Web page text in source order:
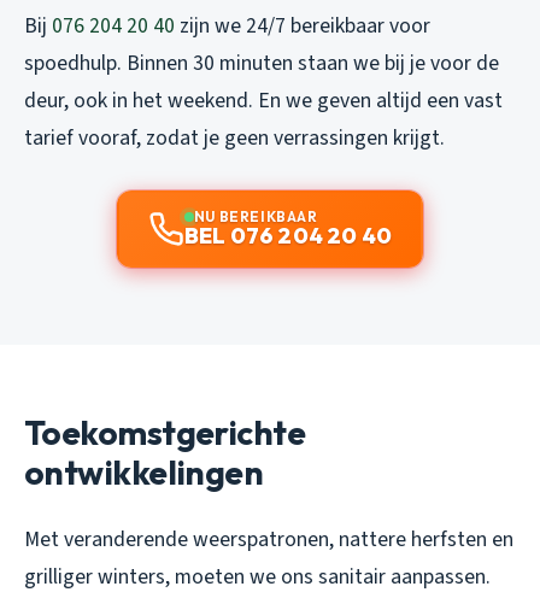
Bij 076 204 20 40 zijn we 24/7 bereikbaar voor
spoedhulp. Binnen 30 minuten staan we bij je voor de
deur, ook in het weekend. En we geven altijd een vast
tarief vooraf, zodat je geen verrassingen krijgt.
NU BEREIKBAAR
BEL 076 204 20 40
Toekomstgerichte
ontwikkelingen
Met veranderende weerspatronen, nattere herfsten en
grilliger winters, moeten we ons sanitair aanpassen.